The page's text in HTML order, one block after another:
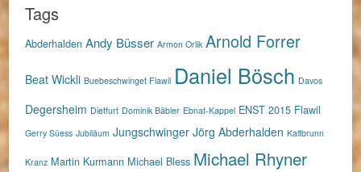
Tags
Abderhalden Andy Büsser Armon Orlik Arnold Forrer
Beat Wickli Buebeschwinget Flawil Daniel Bösch Davos
Degersheim Dietfurt Dominik Bäbler Ebnat-Kappel ENST 2015 Flawil
Gerry Süess Jubiläum Jungschwinger Jörg Abderhalden Kaltbrunn
Kranz Martin Kurmann Michael Bless Michael Rhyner